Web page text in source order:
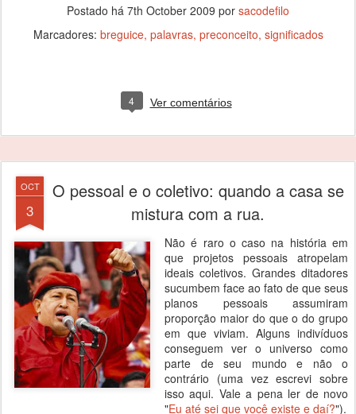
Postado há 7th October 2009 por sacodefilo
Marcadores: breguice palavras preconceito significados
4 Ver comentários
OCT
3
O pessoal e o coletivo: quando a casa se
mistura com a rua.
Não é raro o caso na história em
que projetos pessoais atropelam
ideais coletivos. Grandes ditadores
sucumbem face ao fato de que seus
planos pessoais assumiram
proporção maior do que o do grupo
em que viviam. Alguns indivíduos
conseguem ver o universo como
parte de seu mundo e não o
contrário (uma vez escrevi sobre
isso aqui. Vale a pena ler de novo
"Eu até sei que você existe e daí?").